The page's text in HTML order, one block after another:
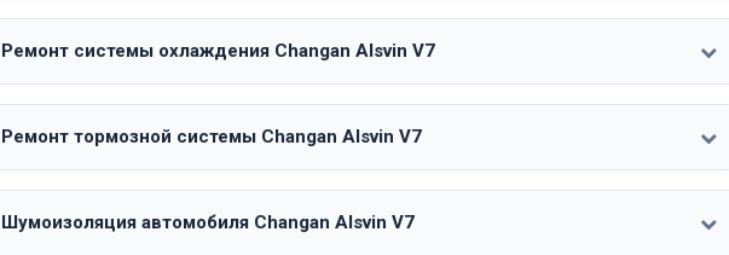
Ремонт системы охлаждения Changan Alsvin V7
Ремонт тормозной системы Changan Alsvin V7
Шумоизоляция автомобиля Changan Alsvin V7